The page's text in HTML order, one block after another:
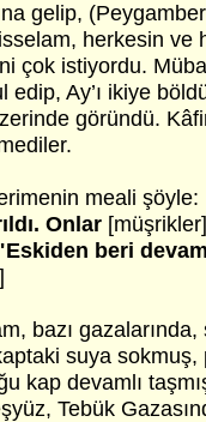
gelip, (Peygamber
herkesin ve
çok istiyordu.
Ay’ı ikiye
göründü.
meali şöyle:
Onlar [müşrikler]
beri
bazı gazalarında,
suya sokmuş,
kap devamlı
Tebük